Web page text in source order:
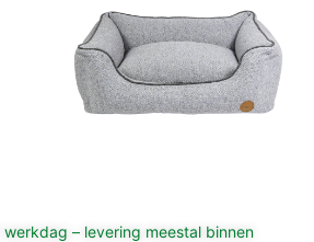
werkdag – levering meestal binnen